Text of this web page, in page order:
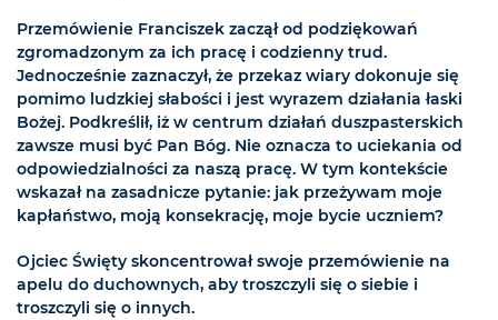
Przemówienie Franciszek zaczął od podziękowań
zgromadzonym za ich pracę i codzienny trud.
Jednocześnie zaznaczył, że przekaz wiary dokonuje się
pomimo ludzkiej słabości i jest wyrazem działania łaski
Bożej. Podkreślił, iż w centrum działań duszpasterskich
zawsze musi być Pan Bóg. Nie oznacza to uciekania od
odpowiedzialności za naszą pracę. W tym kontekście
wskazał na zasadnicze pytanie: jak przeżywam moje
kapłaństwo, moją konsekrację, moje bycie uczniem?
Ojciec Święty skoncentrował swoje przemówienie na
apelu do duchownych, aby troszczyli się o siebie i
troszczyli się o innych.